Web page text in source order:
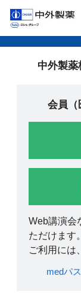
中外製
会員（
Web講演会
ただけます。
ご利用には、
medパ